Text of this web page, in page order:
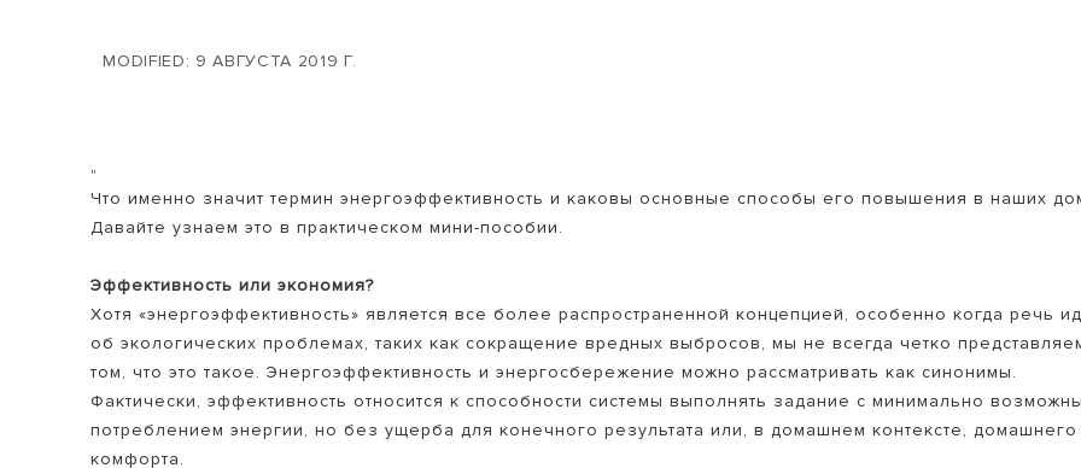
ВСЕ МОДЕЛИ КОТЛЫ
MODIFIED: 9 АВГУСТА 2019 Г.
"
Что именно значит термин энергоэффективность и каковы основные способы его повышения в наших
Давайте узнаем это в практическом мини-пособии.
Эффективность или экономия?
Хотя «энергоэффективность» является все более распространенной концепцией, особенно когда речь
об экологических проблемах, таких как сокращение вредных выбросов, мы не всегда четко
том, что это такое. Энергоэффективность и энергосбережение можно рассматривать как синонимы.
Фактически, эффективность относится к способности системы выполнять задание с минимально
потреблением энергии, но без ущерба для конечного результата или, в домашнем контексте, домашнего
комфорта.